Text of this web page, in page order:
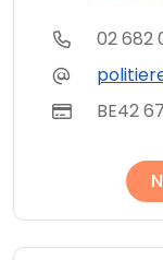
02 682
BE42